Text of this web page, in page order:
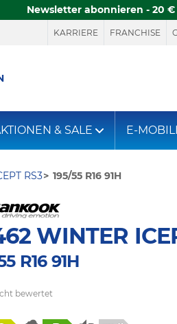
Newsletter abonnieren - 20
KARRIERE FRANCHISE
& SALE E-
RS3 195/55 R16 91H
WINTER
R16 91H
bewertet